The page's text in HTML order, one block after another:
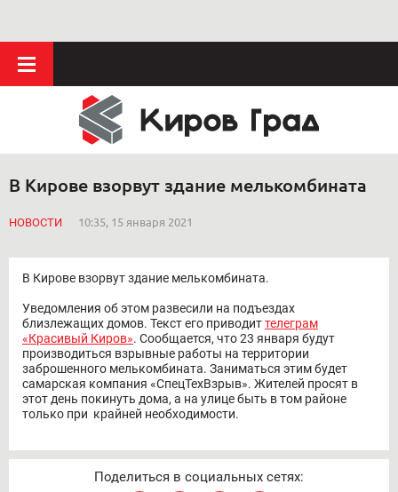
В Кирове взорвут здание мелькомбината
НОВОСТИ 10:35, 15 января 2021
В Кирове взорвут здание мелькомбината.
Уведомления об этом развесили на подъездах
близлежащих домов. Текст его приводиттелеграм
«Красивый Киров». Сообщается, что 23 января будут
производиться взрывные работы на территории
заброшенного мелькомбината. Заниматься этим будет
самарская компания «СпецТехВзрыв». Жителей просят в
этот день покинуть дома, а на улице быть в том районе
только при крайней необходимости.
Поделиться в социальных сетях: